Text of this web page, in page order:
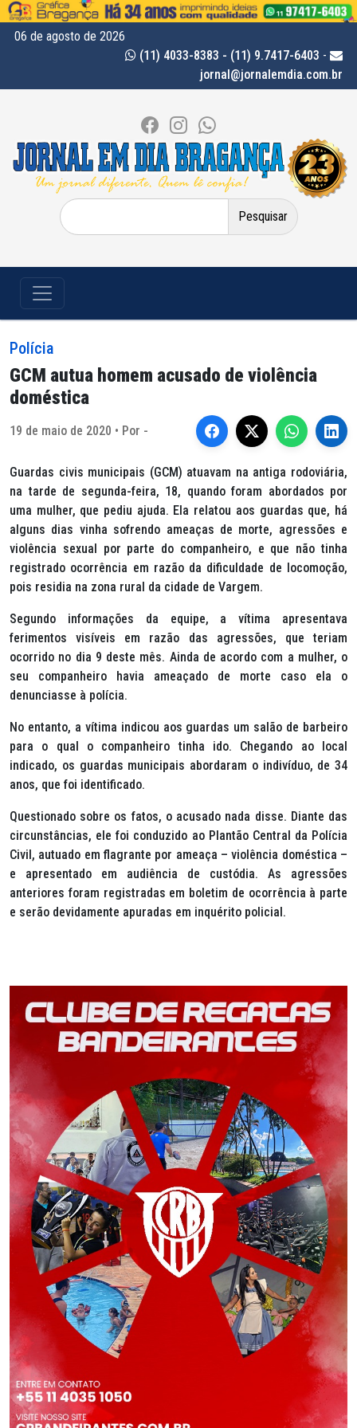
06 de agosto de 2026
(11) 4033-8383 - (11) 9.7417-6403 -
jornal@jornalemdia.com.br
Pesquisar
por:
Polícia
GCM autua homem acusado de violência
doméstica
19 de maio de 2020 • Por -
Guardas civis municipais (GCM) atuavam na antiga rodoviária,
na tarde de segunda-feira, 18, quando foram abordados por
uma mulher, que pediu ajuda. Ela relatou aos guardas que, há
alguns dias vinha sofrendo ameaças de morte, agressões e
violência sexual por parte do companheiro, e que não tinha
registrado ocorrência em razão da dificuldade de locomoção,
pois residia na zona rural da cidade de Vargem.
Segundo informações da equipe, a vítima apresentava
ferimentos visíveis em razão das agressões, que teriam
ocorrido no dia 9 deste mês. Ainda de acordo com a mulher, o
seu companheiro havia ameaçado de morte caso ela o
denunciasse à polícia.
No entanto, a vítima indicou aos guardas um salão de barbeiro
para o qual o companheiro tinha ido. Chegando ao local
indicado, os guardas municipais abordaram o indivíduo, de 34
anos, que foi identificado.
Questionado sobre os fatos, o acusado nada disse. Diante das
circunstâncias, ele foi conduzido ao Plantão Central da Polícia
Civil, autuado em flagrante por ameaça – violência doméstica –
e apresentado em audiência de custódia. As agressões
anteriores foram registradas em boletim de ocorrência à parte
e serão devidamente apuradas em inquérito policial.